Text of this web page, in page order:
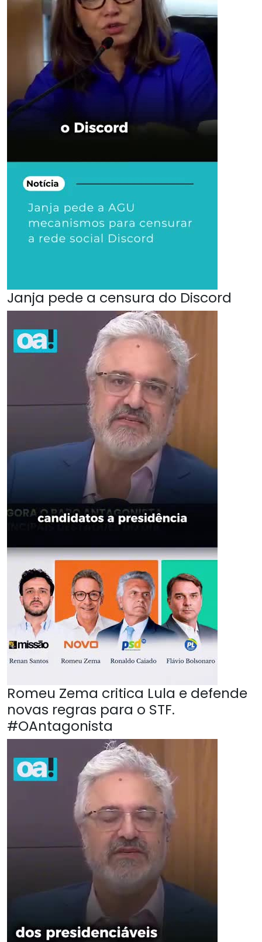
Janja pede a censura do Discord
Romeu Zema critica Lula e defende
novas regras para o STF.
#OAntagonista